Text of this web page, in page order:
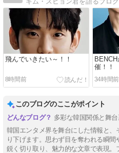
飛んでいきたい～！！
8時間前
催！！
34時間前
このブログのここがポイント
多彩な韓国関係と舞
韓国エンタメ界を舞台にした情報と
り下げます。思わず目を奪われる瞬
鋭く切り取り、魅力的な文章で表現